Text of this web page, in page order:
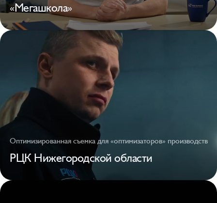
«Мегашкола»
Оптимизированная съемка для «оптимизаторов» производств
РЦК Нижегородской области